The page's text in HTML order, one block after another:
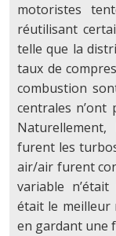
motoristes
réutilisant
telle que la
taux de
combustion
centrales n’ont
furent les
air/air furent
variable
était le meilleur
en gardant une